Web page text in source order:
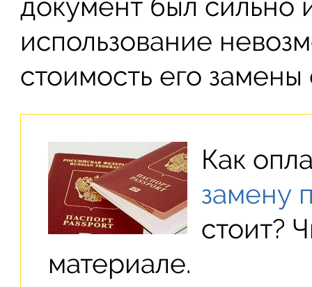
документ был сильно
использование
стоимость его замены
Как
замену
стоит?
материале.